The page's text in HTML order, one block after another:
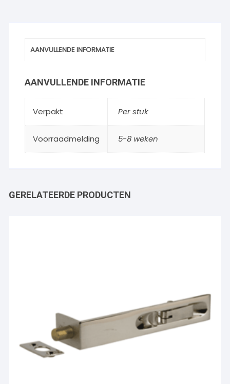
AANVULLENDE INFORMATIE
AANVULLENDE INFORMATIE
Verpakt Per stuk
Voorraadmelding 5-8 weken
GERELATEERDE PRODUCTEN